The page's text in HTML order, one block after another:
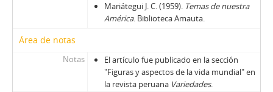
Mariátegui J. C. (1959). Temas de nuestra
América. Biblioteca Amauta.
Área de notas
Notas
El artículo fue publicado en la sección
"Figuras y aspectos de la vida mundial" en
la revista peruana Variedades.